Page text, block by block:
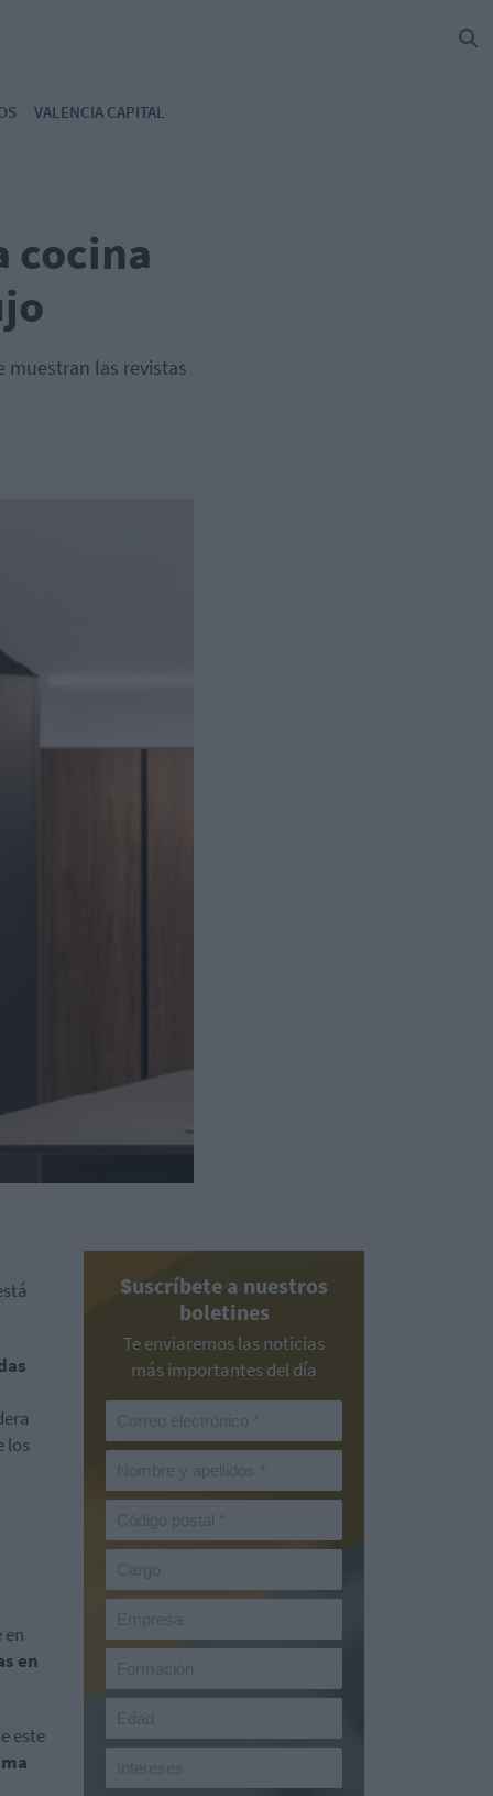
VALENCIA CAPITAL
cocina
muestran las revistas
los
en
este
Suscríbete a nuestros
boletines
Te enviaremos las noticias
más importantes del día